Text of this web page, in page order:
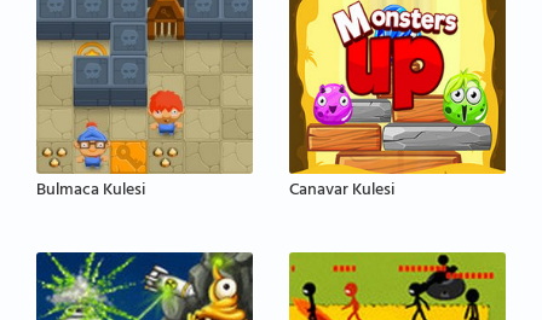
Bulmaca Kulesi Canavar Kulesi